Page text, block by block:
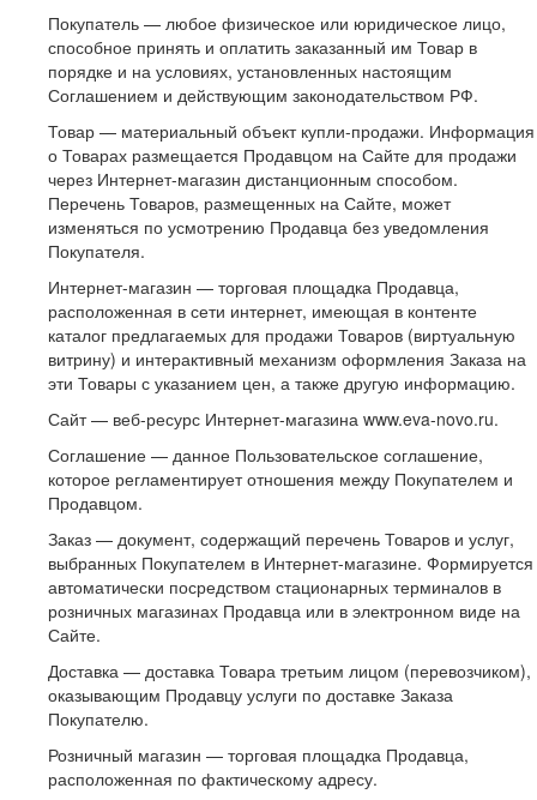
Покупатель — любое физическое или юридическое лицо,
способное принять и оплатить заказанный им Товар в
порядке и на условиях, установленных настоящим
Соглашением и действующим законодательством РФ.
Товар — материальный объект купли-продажи. Информация
о Товарах размещается Продавцом на Сайте для продажи
через Интернет-магазин дистанционным способом.
Перечень Товаров, размещенных на Сайте, может
изменяться по усмотрению Продавца без уведомления
Покупателя.
Интернет-магазин — торговая площадка Продавца,
расположенная в сети интернет, имеющая в контенте
каталог предлагаемых для продажи Товаров (виртуальную
витрину) и интерактивный механизм оформления Заказа на
эти Товары с указанием цен, а также другую информацию.
Сайт — веб-ресурс Интернет-магазина www.eva-novo.ru.
Соглашение — данное Пользовательское соглашение,
которое регламентирует отношения между Покупателем и
Продавцом.
Заказ — документ, содержащий перечень Товаров и услуг,
выбранных Покупателем в Интернет-магазине. Формируется
автоматически посредством стационарных терминалов в
розничных магазинах Продавца или в электронном виде на
Сайте.
Доставка — доставка Товара третьим лицом (перевозчиком),
оказывающим Продавцу услуги по доставке Заказа
Покупателю.
Розничный магазин — торговая площадка Продавца,
расположенная по фактическому адресу.